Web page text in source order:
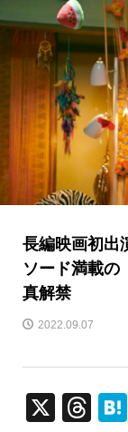
長編映画初出
ソード満載の
真解禁
2022.09.07
X
T